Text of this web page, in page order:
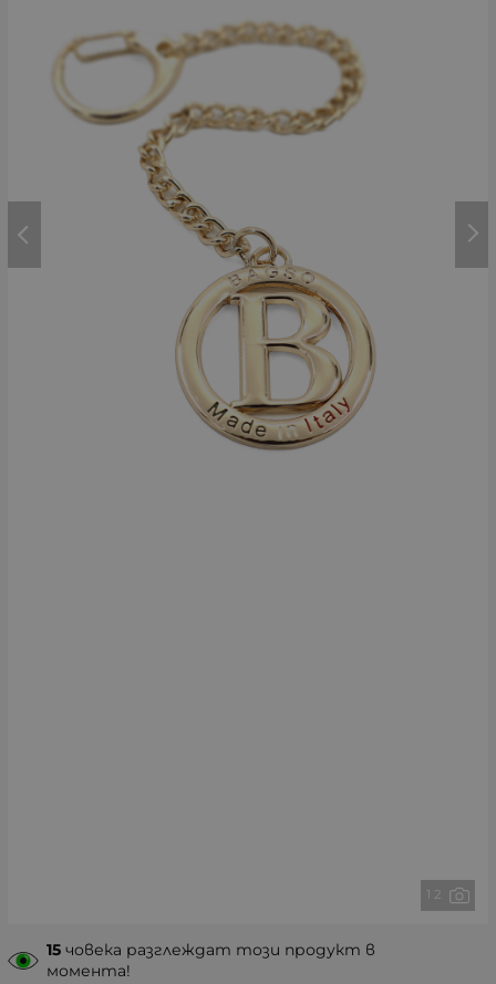
1 2
15 човека разглеждат този продукт в
момента!